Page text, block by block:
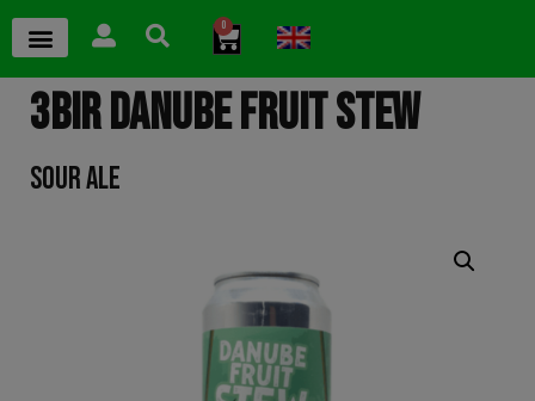
0
3BIR DANUBE FRUIT STEW
SOUR ALE